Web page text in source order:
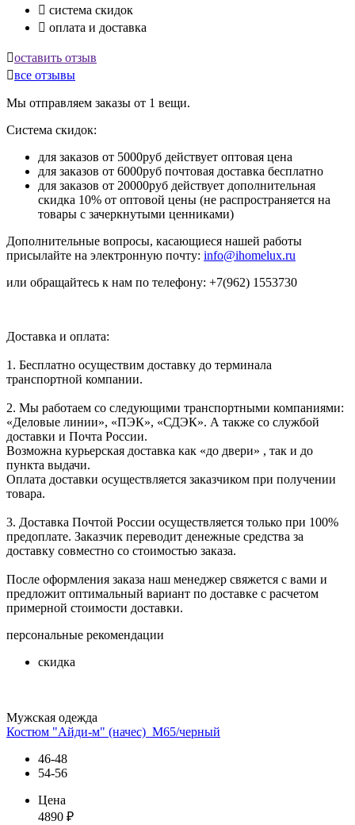
 система скидок
 оплата и доставка
оставить отзыв
все отзывы
Мы отправляем заказы от 1 вещи.
Система скидок:
для заказов от 5000руб действует оптовая цена
для заказов от 6000руб почтовая доставка бесплатно
для заказов от 20000руб действует дополнительная
скидка 10% от оптовой цены (не распространяется на
товары с зачеркнутыми ценниками)
Дополнительные вопросы, касающиеся нашей работы
присылайте на электронную почту: info@ihomelux.ru
или обращайтесь к нам по телефону: +7(962) 1553730
Доставка и оплата:
1. Бесплатно осуществим доставку до терминала
транспортной компании.
2. Мы работаем со следующими транспортными компаниями:
«Деловые линии», «ПЭК», «СДЭК». А также со службой
доставки и Почта России.
Возможна курьерская доставка как «до двери» , так и до
пункта выдачи.
Оплата доставки осуществляется заказчиком при получении
товара.
3. Доставка Почтой России осуществляется только при 100%
предоплате. Заказчик переводит денежные средства за
доставку совместно со стоимостью заказа.
После оформления заказа наш менеджер свяжется с вами и
предложит оптимальный вариант по доставке с расчетом
примерной стоимости доставки.
персональные рекомендации
скидка
Мужская одежда
Костюм "Айди-м" (начес)_М65/черный
46-48
54-56
Цена
4890 ₽